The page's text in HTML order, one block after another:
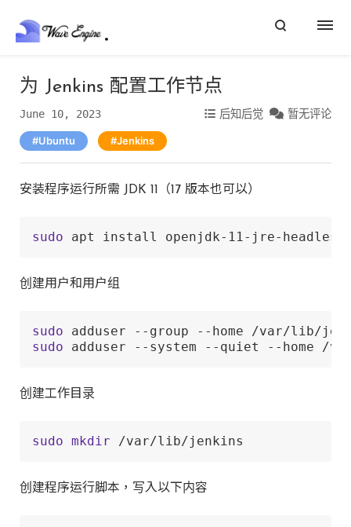
为 Jenkins 配置工作节点
June 10, 2023 后知后觉 暂无评论
Ubuntu Jenkins
安装程序运行所需 JDK 11（17 版本也可以）
sudo apt install openjdk-11-jre-headless
创建用户和用户组
sudo
sudo adduser --system --quiet --home /
创建工作目录
sudo mkdir /var/lib/jenkins
创建程序运行脚本，写入以下内容